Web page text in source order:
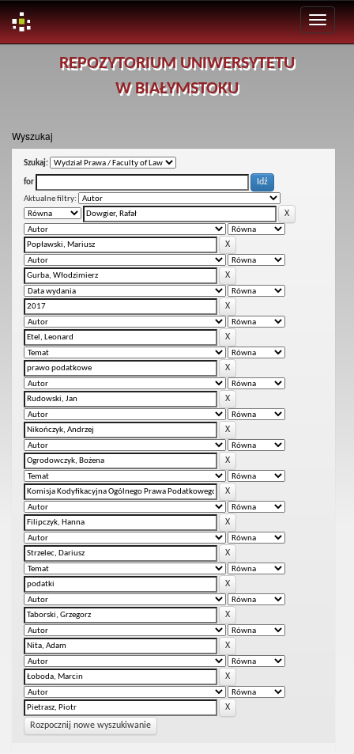
REPOZYTORIUM UNIWERSYTETU
W BIAŁYMSTOKU
Wyszukaj
Szukaj:
for
Aktualne filtry:
Rozpocznij nowe wyszukiwanie